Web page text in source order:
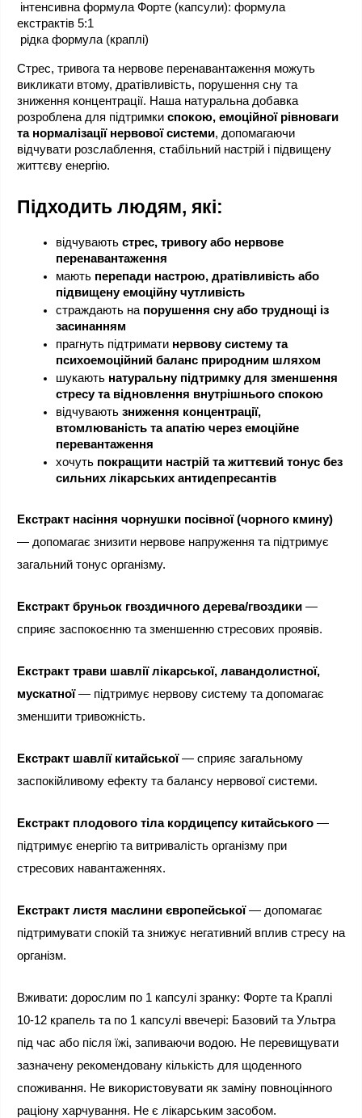
екстрактів 5:1
рідка формула (краплі)
Стрес, тривога та нервове перенавантаження можуть
викликати втому, дратівливість, порушення сну та
зниження концентрації. Наша натуральна добавка
розроблена для підтримки спокою, емоційної рівноваги
та нормалізації нервової системи, допомагаючи
відчувати розслаблення, стабільний настрій і підвищену
життєву енергію.
Підходить людям, які:
відчувають стрес, тривогу або нервове
перенавантаження
мають перепади настрою, дратівливість або
підвищену емоційну чутливість
страждають на порушення сну або труднощі із
засинанням
прагнуть підтримати нервову систему та
психоемоційний баланс природним шляхом
шукають натуральну підтримку для зменшення
стресу та відновлення внутрішнього спокою
відчувають зниження концентрації,
втомлюваність та апатію через емоційне
перевантаження
хочуть покращити настрій та життєвий тонус без
сильних лікарських антидепресантів
Екстракт насіння чорнушки посівної (чорного кмину)
— допомагає знизити нервове напруження та підтримує
загальний тонус організму.
Екстракт бруньок гвоздичного дерева/гвоздики —
сприяє заспокоєнню та зменшенню стресових проявів.
Екстракт трави шавлії лікарської, лавандолистної,
мускатної — підтримує нервову систему та допомагає
зменшити тривожність.
Екстракт шавлії китайської — сприяє загальному
заспокійливому ефекту та балансу нервової системи.
Екстракт плодового тіла кордицепсу китайського —
підтримує енергію та витривалість організму при
стресових навантаженнях.
Екстракт листя маслини європейської — допомагає
підтримувати спокій та знижує негативний вплив стресу на
організм.
Вживати: дорослим по 1 капсулі зранку: Форте та Краплі
10-12 крапель та по 1 капсулі ввечері: Базовий та Ультра
під час або після їжі, запиваючи водою. Не перевищувати
зазначену рекомендовану кількість для щоденного
споживання. Не використовувати як заміну повноцінного
раціону харчування. Не є лікарським засобом.